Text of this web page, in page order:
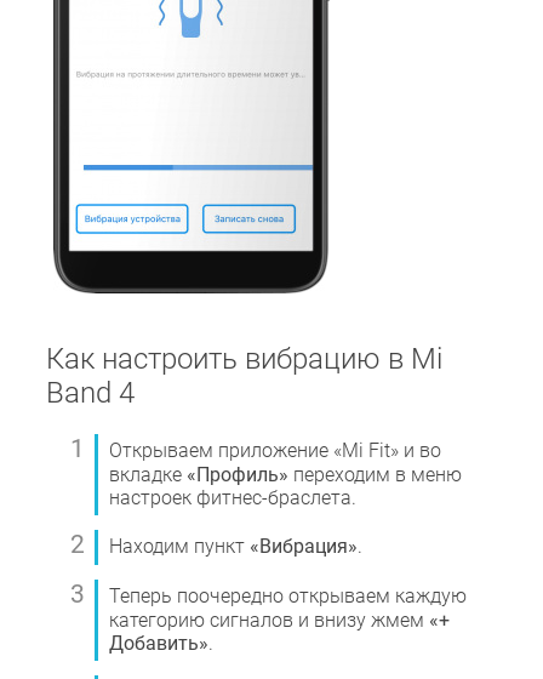
Как настроить вибрацию в Mi
Band 4
Открываем приложение «Mi Fit» и во
вкладке «Профиль» переходим в меню
настроек фитнес-браслета.
Находим пункт «Вибрация».
Теперь поочередно открываем каждую
категорию сигналов и внизу жмем «+
Добавить».